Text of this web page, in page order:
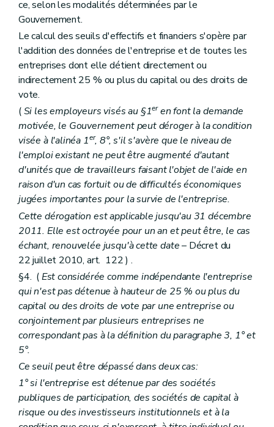
ce, selon les modalités déterminées par le
Gouvernement.
Le calcul des seuils d'effectifs et financiers s'opère par
l'addition des données de l'entreprise et de toutes les
entreprises dont elle détient directement ou
indirectement 25 % ou plus du capital ou des droits de
vote.
(Si les employeurs visés au §1eren font la demande
motivée, le Gouvernement peut déroger à la condition
visée à l'alinéa 1er, 8°, s'il s'avère que le niveau de
l'emploi existant ne peut être augmenté d'autant
d'unités que de travailleurs faisant l'objet de l'aide en
raison d'un cas fortuit ou de difficultés économiques
jugées importantes pour la survie de l'entreprise.
Cette dérogation est applicable jusqu'au 31 décembre
2011. Elle est octroyée pour un an et peut être, le cas
échant, renouvelée jusqu'à cette date– Décret du
22 juillet 2010, art. 122 ) .
§4. (Est considérée comme indépendante l'entreprise
qui n'est pas détenue à hauteur de 25 % ou plus du
capital ou des droits de vote par une entreprise ou
conjointement par plusieurs entreprises ne
correspondant pas à la définition du paragraphe 3, 1° et
5°.
Ce seuil peut être dépassé dans deux cas:
1° si l'entreprise est détenue par des sociétés
publiques de participation, des sociétés de capital à
risque ou des investisseurs institutionnels et à la